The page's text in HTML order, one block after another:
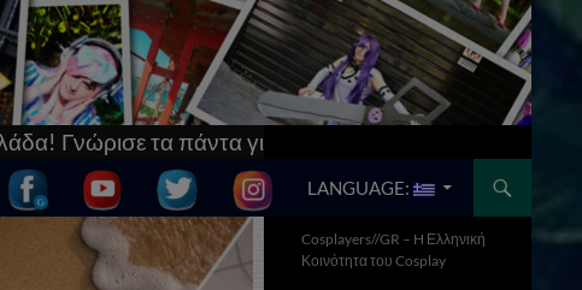
& μπες στο [Updated] AnimeCon: Run
SKIP TO CONTENT
LANGUAGE:
Cosplayers//GR – H Ελληνική
Κοινότητα του Cosplay